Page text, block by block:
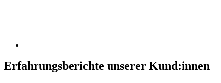
Erfahrungsberichte unserer Kund:innen